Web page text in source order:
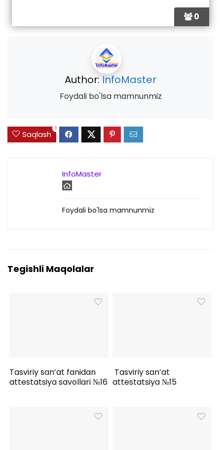
0
Author:InfoMaster
Foydali bo'lsa mamnunmiz
Saqlash
1
InfoMaster
Foydali bo'lsa mamnunmiz
Tegishli Maqolalar
Tasviriy san’at fanidan
attestatsiya savollari №16
Tasviriy san’at
attestatsiya №15